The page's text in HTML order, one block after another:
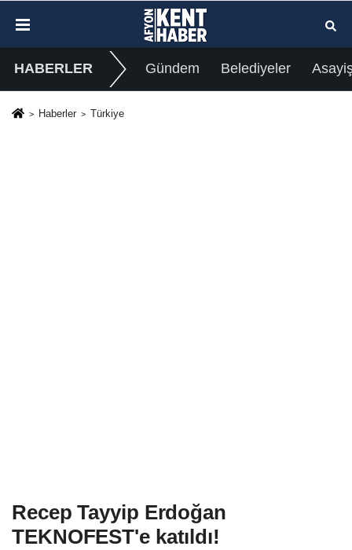
HABERLER Gündem Belediyeler
Haberler Türkiye
Recep Tayyip Erdoğan
TEKNOFEST'e katıldı!